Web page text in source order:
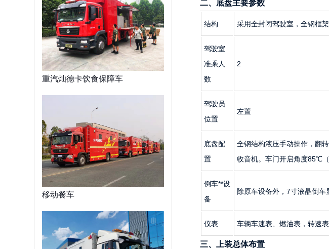
重汽灿德卡饮食保障车
移动餐车
二、底盘主要参数
结构 采用全封闭驾驶室，全钢框
驾驶室
准乘人
数
2
驾驶员
位置
左置
底盘配
置
全钢结构液压手动操作，翻
收音机。车门开启角度85℃
倒车**设
备
除原车设备外，7寸液晶倒车
仪表 车辆车速表、燃油表，转速表
三、上装总体布置